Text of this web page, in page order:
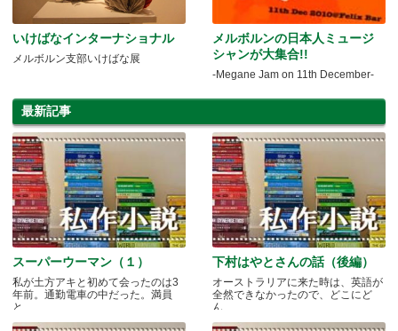
いけばなインターナショナル
メルボルン支部いけばな展
メルボルンの日本人ミュージ
シャンが大集合!!
-Megane Jam on 11th December-
最新記事
スーパーウーマン（１）
私が土方アキと初めて会ったのは3
年前。通勤電車の中だった。満員
と.....
下村はやとさんの話（後編）
オーストラリアに来た時は、英語が
全然できなかったので、どこにど
ん.....